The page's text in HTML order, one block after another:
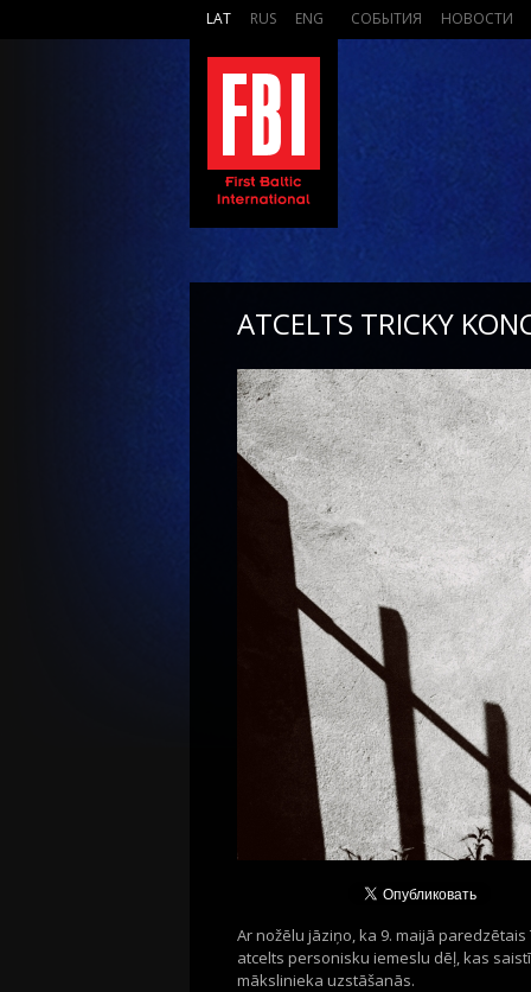
LAT RUS ENG СОБЫТИЯ НОВОСТИ
ATCELTS TRICKY
Ar nožēlu jāziņo, ka 9. maijā
atcelts personisku iemeslu dēļ, kas
mākslinieka uzstāšanās.